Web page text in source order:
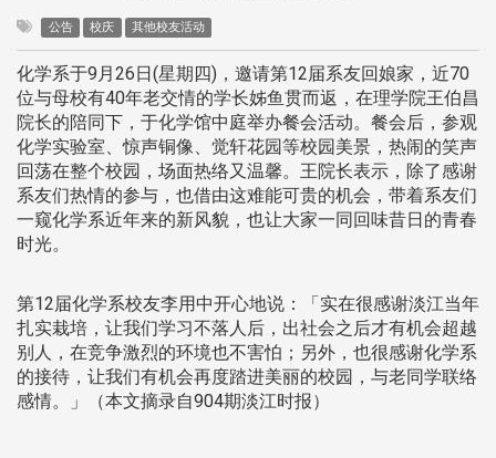
公告 校庆 其他校友活动
化学系于9月26日(星期四)，邀请第12届系友回娘家，近70
位与母校有40年老交情的学长姊鱼贯而返，在理学院王伯昌
院长的陪同下，于化学馆中庭举办餐会活动。餐会后，参观
化学实验室、惊声铜像、觉轩花园等校园美景，热闹的笑声
回荡在整个校园，场面热络又温馨。王院长表示，除了感谢
系友们热情的参与，也借由这难能可贵的机会，带着系友们
一窥化学系近年来的新风貌，也让大家一同回味昔日的青春
时光。
第12届化学系校友李用中开心地说：「实在很感谢淡江当年
扎实栽培，让我们学习不落人后，出社会之后才有机会超越
别人，在竞争激烈的环境也不害怕；另外，也很感谢化学系
的接待，让我们有机会再度踏进美丽的校园，与老同学联络
感情。」（本文摘录自904期淡江时报）